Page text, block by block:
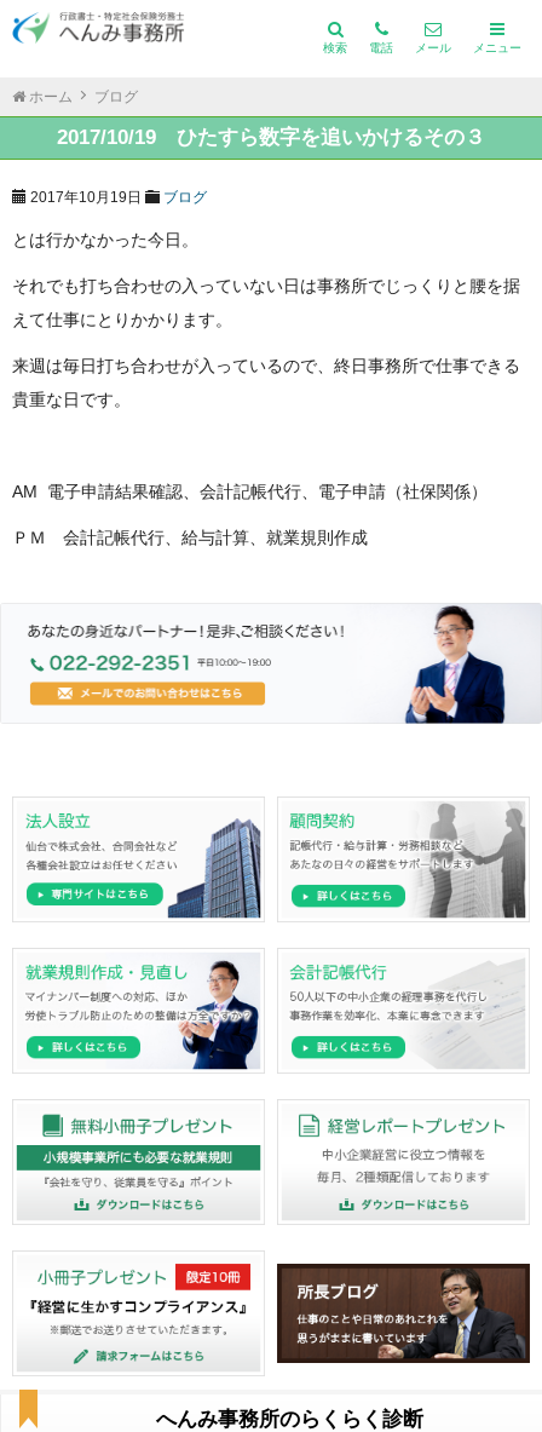
検索 電話 メール メニュー
ホーム ブログ
2017/10/19 ひたすら数字を追いかけるその３
2017年10月19日 ブログ
とは行かなかった今日。
それでも打ち合わせの入っていない日は事務所でじっくりと腰を据
えて仕事にとりかかります。
来週は毎日打ち合わせが入っているので、終日事務所で仕事できる
貴重な日です。
AM 電子申請結果確認、会計記帳代行、電子申請（社保関係）
ＰＭ 会計記帳代行、給与計算、就業規則作成
へんみ事務所のらくらく診断